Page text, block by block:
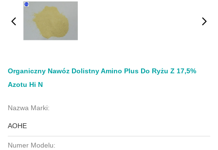
Organiczny Nawóz Dolistny Amino Plus Do Ryżu Z 17,5%
Azotu Hi N
Nazwa Marki:
AOHE
Numer Modelu: